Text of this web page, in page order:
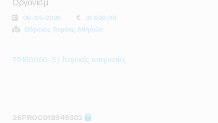
Οργανισμ
06-05-2026
31.620,00
Βόρειος Τομέας Αθηνών
79100000-5 | Νομικές υπηρεσίες
26PROC018949302